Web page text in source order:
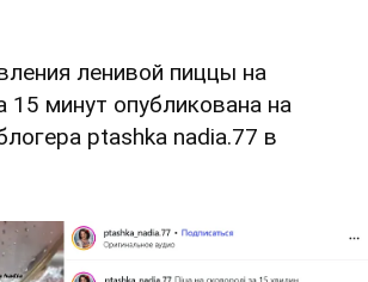
ленивой пиццы на
15 минут опубликована на
ptashka nadia.77 в